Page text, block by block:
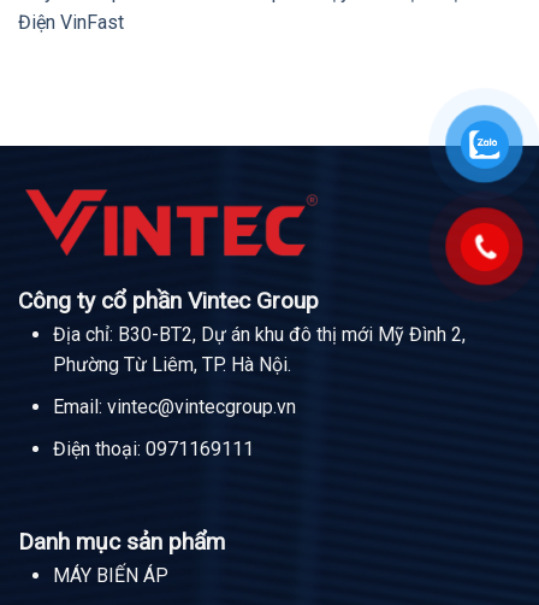
Điện VinFast
Công ty cổ phần Vintec Group
Địa chỉ: B30-BT2, Dự án khu đô thị mới Mỹ Đình 2,
Phường Từ Liêm, TP. Hà Nội.
Email:vintec@vintecgroup.vn
Điện thoại:0971169111
Danh mục sản phẩm
MÁY BIẾN ÁP